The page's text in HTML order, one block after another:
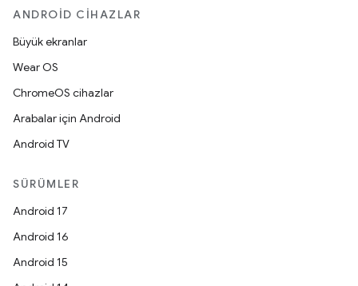
ANDROID CIHAZLAR
Büyük ekranlar
Wear OS
ChromeOS cihazlar
Arabalar için Android
Android TV
SÜRÜMLER
Android 17
Android 16
Android 15